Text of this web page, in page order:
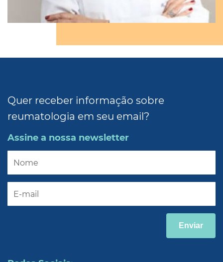
Quer receber informação sobre
reumatologia em seu email?
Assine a nossa newsletter
Enviar